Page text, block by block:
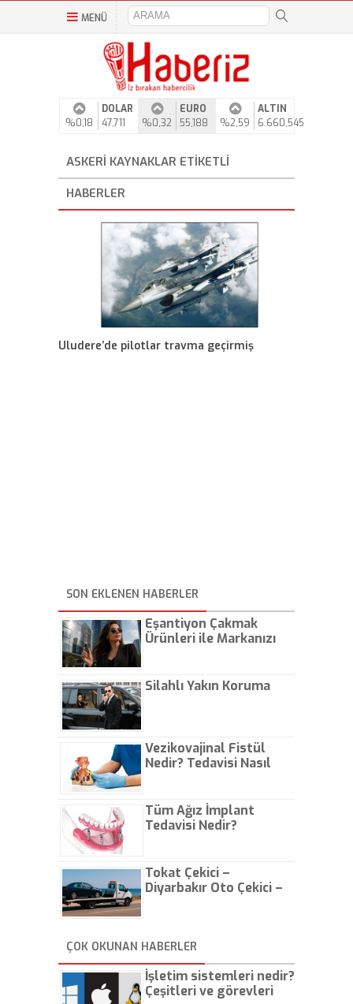
MENÜ
%0,18
DOLAR
47,711
%0,32
EURO
55,188
%2,59
ALTIN
6.660,545
ASKERI KAYNAKLAR ETIKETLI
HABERLER
Uludere’de pilotlar travma geçirmiş
SON EKLENEN HABERLER
Eşantiyon Çakmak
Ürünleri ile Markanızı
Silahlı Yakın Koruma
Vezikovajinal Fistül
Nedir? Tedavisi Nasıl
Tüm Ağız İmplant
Tedavisi Nedir?
Tokat Çekici –
Diyarbakır Oto Çekici –
ÇOK OKUNAN HABERLER
İşletim sistemleri nedir?
Çeşitleri ve görevleri